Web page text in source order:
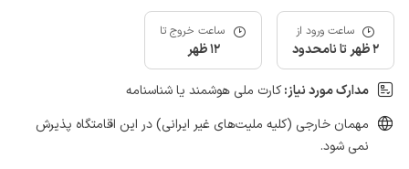
ساعت ورود از
2 ظهر تا نامحدود
ساعت خروج تا
12 ظهر
مدارک مورد نیاز:کارت ملی هوشمند یا شناسنامه
مهمان خارجی (کلیه ملیت‌های غیر ایرانی) در این اقامتگاه پذیرش
نمی شود.